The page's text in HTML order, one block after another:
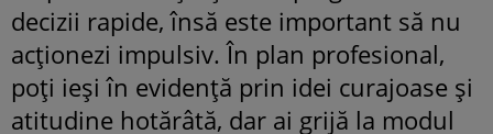
decizii rapide, însă este important să nu
acționezi impulsiv. În plan profesional,
poți ieși în evidență prin idei curajoase și
atitudine hotărâtă, dar ai grijă la modul